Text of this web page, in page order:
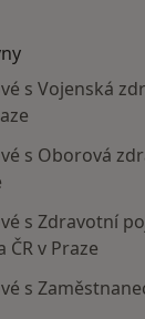
s Vojenská
s Oborová
s Zdravotní
v Praze
s